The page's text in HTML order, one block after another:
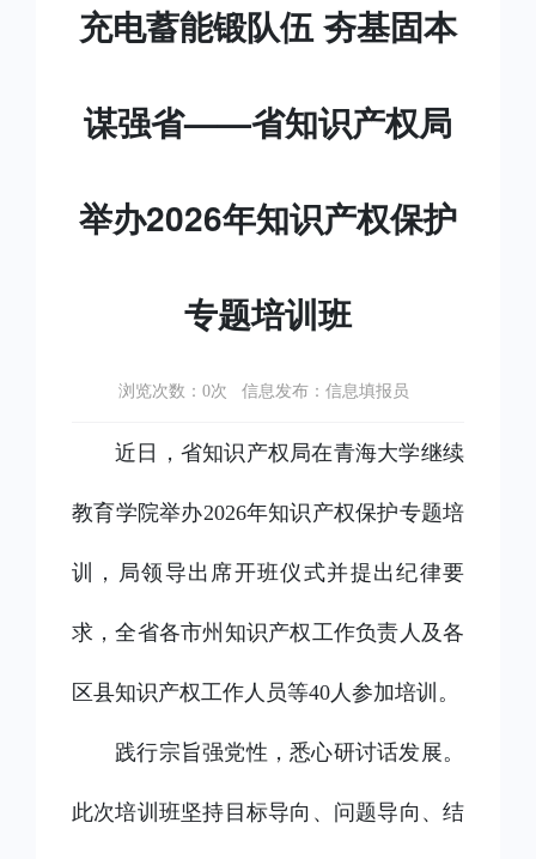
充电蓄能锻队伍 夯基固本
谋强省——省知识产权局
举办2026年知识产权保护
专题培训班
浏览次数： 0次 信息发布：信息填报员
近日，省知识产权局在青海大学继续
教育学院举办2026年知识产权保护专题培
训，局领导出席开班仪式并提出纪律要
求，全省各市州知识产权工作负责人及各
区县知识产权工作人员等40人参加培训。
践行宗旨强党性，悉心研讨话发展。
此次培训班坚持目标导向、问题导向、结